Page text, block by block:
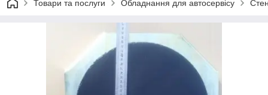
Товари та послуги Обладнання для автосервісу